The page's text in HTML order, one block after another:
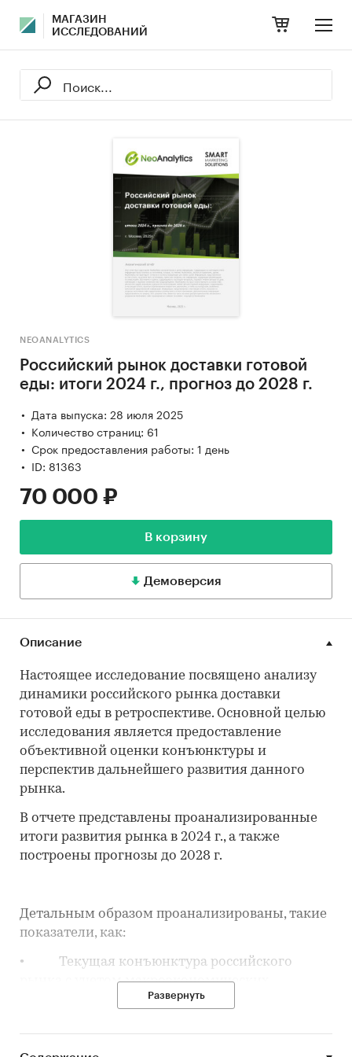
МАГАЗИН
ИССЛЕДОВАНИЙ
NEOANALYTICS
Российский рынок доставки готовой
еды: итоги 2024 г., прогноз до 2028 г.
Дата выпуска: 28 июля 2025
Количество страниц: 61
Срок предоставления работы: 1 день
ID: 81363
70 000 ₽
В корзину
Демоверсия
Описание
Настоящее исследование посвящено анализу
динамики российского рынка доставки
готовой еды в ретроспективе. Основной целью
исследования является предоставление
объективной оценки конъюнктуры и
перспектив дальнейшего развития данного
рынка.
В отчете представлены проанализированные
итоги развития рынка в 2024 г., а также
построены прогнозы до 2028 г.
Детальным образом проанализированы, такие
показатели, как:
• Текущая конъюнктура российского
рынка с учетом макроэкономических
Развернуть